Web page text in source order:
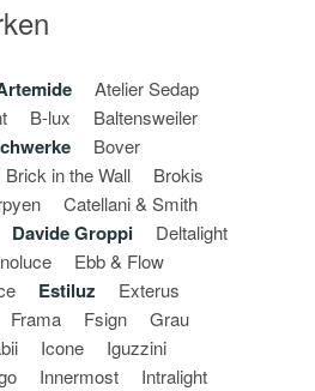
Atelier Sedap
B-lux
Baltensweiler
Bover
Brick in the Wall Brokis
Catellani & Smith
Davide Groppi
Deltalight
Ebb & Flow
Estiluz
Exterus
Frama Fsign
Grau
Icone
Iguzzini
Innermost Intralight